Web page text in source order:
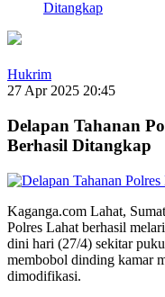
Ditangkap
Hukrim
27 Apr 2025 20:45
Delapan Tahanan
Berhasil Ditangkap
Kaganga.com Lahat,
Polres Lahat berhasil
dini hari (27/4) sekitar
membobol dinding kamar
dimodifikasi.